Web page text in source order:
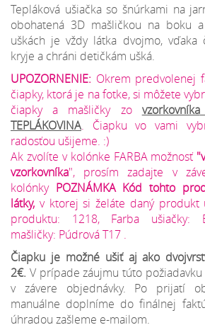
Tepláková ušiačka so šnúrkami na
obohatená 3D mašličkou na boku
uškách je vždy látka dvojmo, vďaka
kryje a chráni detičkám ušká.
UPOZORNENIE: Okrem predvolenej
čiapky, ktorá je na fotke, si môžete
čiapky a mašličky zo vzorkovníka
TEPLÁKOVINA. Čiapku vo vami
radosťou ušijeme. :)
Ak zvolíte v kolónke FARBA možnosť
vzorkovníka", prosím zadajte v
kolónky POZNÁMKA Kód tohto
látky, v ktorej si želáte daný produkt
produktu: 1218, Farba ušiačky:
mašličky: Púdrová T17 .
Čiapku je možné ušiť aj ako
2€. V prípade záujmu túto
v závere objednávky. Po prijatí
manuálne doplníme do finálnej
úhradou zašleme e-mailom.